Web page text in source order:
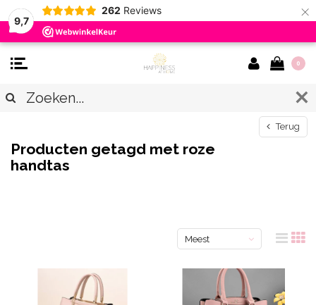
9,7
262 Reviews ×
0
Terug
Producten getagd met roze
handtas
Meest